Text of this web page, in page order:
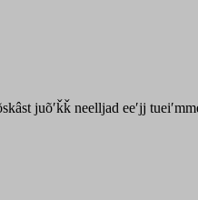
juõʹǩǩ neelljad eeʹjj